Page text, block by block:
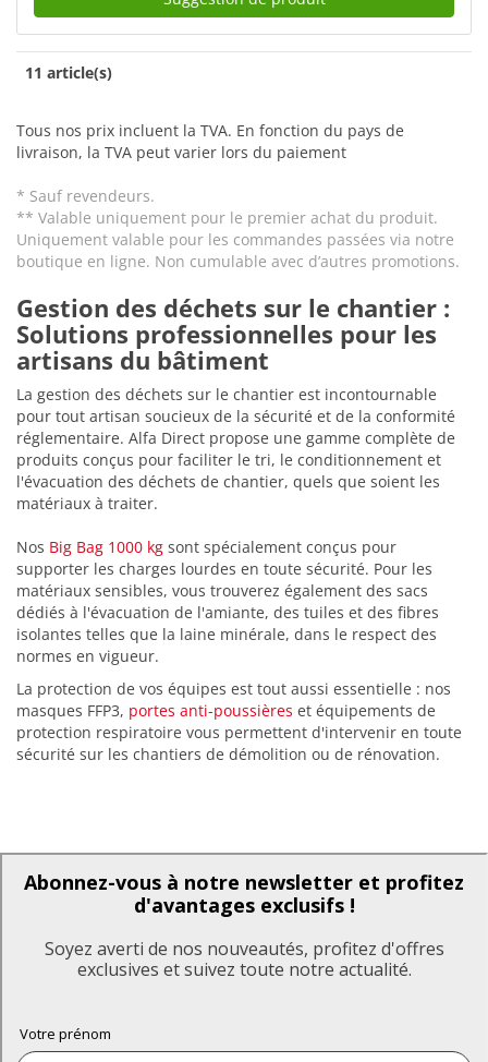
11 article(s)
Tous nos prix incluent la TVA. En fonction du pays de
livraison, la TVA peut varier lors du paiement
* Sauf revendeurs.
** Valable uniquement pour le premier achat du produit.
Uniquement valable pour les commandes passées via notre
boutique en ligne. Non cumulable avec d’autres promotions.
Gestion des déchets sur le chantier :
Solutions professionnelles pour les
artisans du bâtiment
La gestion des déchets sur le chantier est incontournable
pour tout artisan soucieux de la sécurité et de la conformité
réglementaire. Alfa Direct propose une gamme complète de
produits conçus pour faciliter le tri, le conditionnement et
l'évacuation des déchets de chantier, quels que soient les
matériaux à traiter.
Nos Big Bag 1000 kg sont spécialement conçus pour
supporter les charges lourdes en toute sécurité. Pour les
matériaux sensibles, vous trouverez également des sacs
dédiés à l'évacuation de l'amiante, des tuiles et des fibres
isolantes telles que la laine minérale, dans le respect des
normes en vigueur.
La protection de vos équipes est tout aussi essentielle : nos
masques FFP3, portes anti-poussières et équipements de
protection respiratoire vous permettent d'intervenir en toute
sécurité sur les chantiers de démolition ou de rénovation.